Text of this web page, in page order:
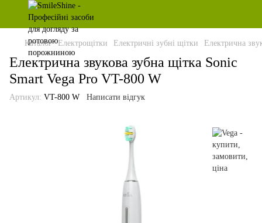
Каталог Електрощітки Електричні зубні щітки Електрична
Електрична звукова зубна щітка Sonic
Smart Vega Pro VT-800 W
Артикул: VT-800 W Написати відгук